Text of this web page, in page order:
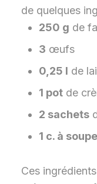
de quelques
250 g de
3 œufs
0,25 l de
1 potde
2 sachets
1 c. à soupe
Ces